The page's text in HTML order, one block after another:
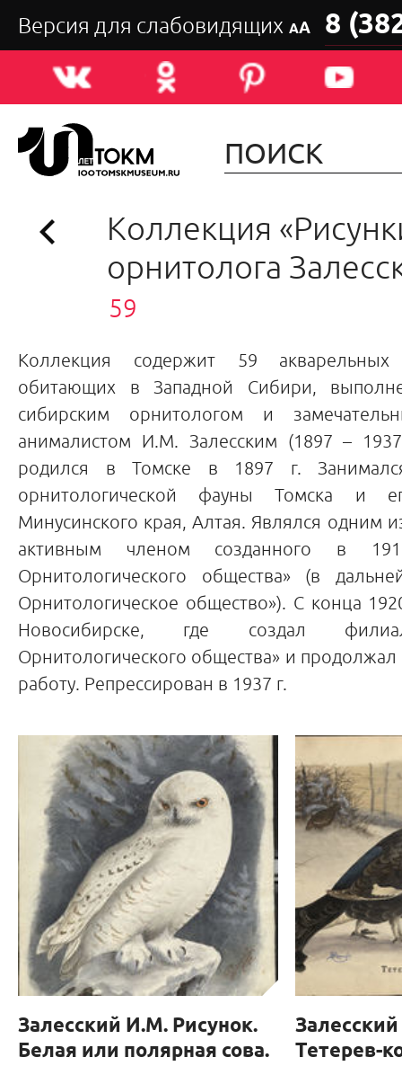
Версия для слабовидящих АА 8
Коллекция
орнитолога
59
Коллекция содержит 59
обитающих в Западной Сибири,
сибирским орнитологом и
анималистом И.М. Залесским (1897 –
родился в Томске в 1897 г.
орнитологической фауны Томска и
Минусинского края, Алтая. Являлся одним
активным членом созданного в
Орнитологического общества» (в
Орнитологическое общество»). С конца
Новосибирске, где создал
Орнитологического общества» и
работу. Репрессирован в 1937 г.
Залесский И.М. Рисунок.
Белая или полярная сова.
Тетерев-